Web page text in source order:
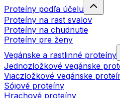
Proteíny podľa účelu
Proteíny na rast svalov
Proteíny na chudnutie
Proteíny pre ženy
Vegánske a rastlinné proteíny
Jednozložkové vegánske
Viaczložkové vegánske
Sójové proteíny
Hrachové proteíny